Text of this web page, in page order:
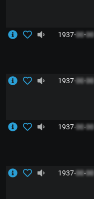
1937-00-00
1937-00-00
1937-00-00
1937-00-00